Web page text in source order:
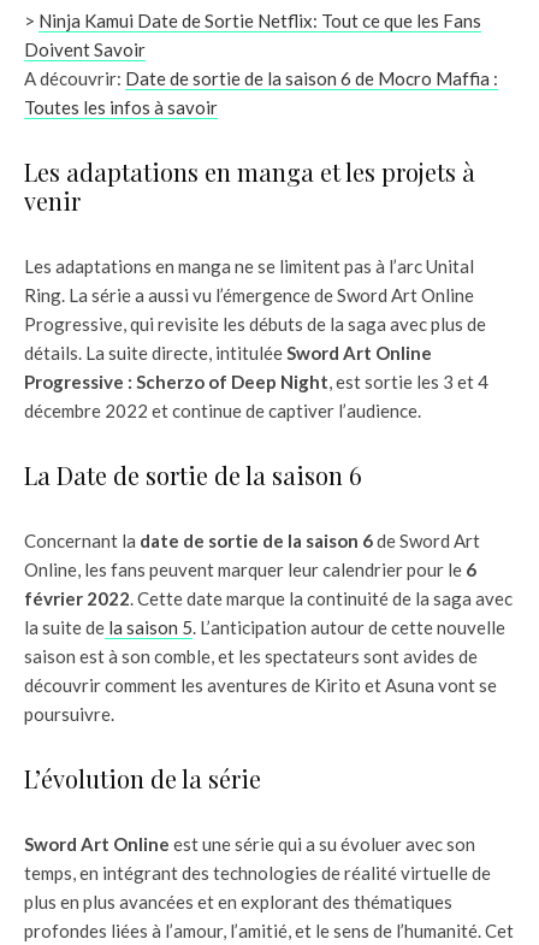
> Ninja Kamui Date de Sortie Netflix: Tout ce que les Fans
Doivent Savoir
A découvrir: Date de sortie de la saison 6 de Mocro Maffia :
Toutes les infos à savoir
Les adaptations en manga et les projets à
venir
Les adaptations en manga ne se limitent pas à l’arc Unital
Ring. La série a aussi vu l’émergence de Sword Art Online
Progressive, qui revisite les débuts de la saga avec plus de
détails. La suite directe, intituléeSword Art Online
Progressive : Scherzo of Deep Night, est sortie les 3 et 4
décembre 2022 et continue de captiver l’audience.
La Date de sortie de la saison 6
Concernant la date de sortie de la saison 6de Sword Art
Online, les fans peuvent marquer leur calendrier pour le 6
février 2022. Cette date marque la continuité de la saga avec
la suite de la saison 5. L’anticipation autour de cette nouvelle
saison est à son comble, et les spectateurs sont avides de
découvrir comment les aventures de Kirito et Asuna vont se
poursuivre.
L’évolution de la série
Sword Art Online est une série qui a su évoluer avec son
temps, en intégrant des technologies de réalité virtuelle de
plus en plus avancées et en explorant des thématiques
profondes liées à l’amour, l’amitié, et le sens de l’humanité. Cet